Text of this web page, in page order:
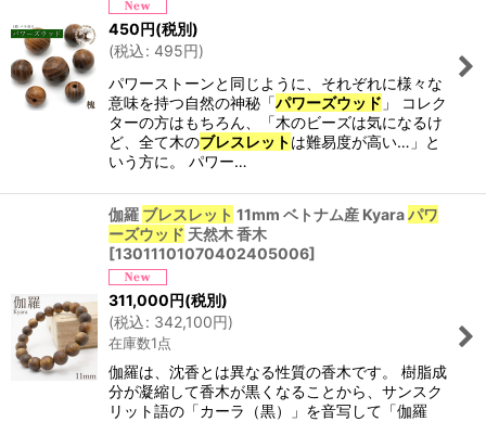
450円(税別)
(税込: 495円)
パワーストーンと同じように、それぞれに様々な
意味を持つ自然の神秘「パワーズウッド 」 コレク
ターの方はもちろん、「木のビーズは気になるけ
ど、全て木のブレスレットは難易度が高い…」と
いう方に。 パワー…
伽羅 ブレスレット 11mm ベトナム産 Kyaraパワ
ーズウッド 天然木 香木
[13011101070402405006]
311,000円(税別)
(税込: 342,100円)
在庫数1点
伽羅は、沈香とは異なる性質の香木です。 樹脂成
分が凝縮して香木が黒くなることから、サンスク
リット語の「カーラ（黒）」を音写して「伽羅